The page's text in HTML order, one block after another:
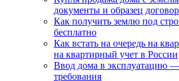
документы и образец
Как получить землю под
бесплатно
Как встать на очередь на
на квартирный учет в России
Ввод дома в эксплуатацию
требования